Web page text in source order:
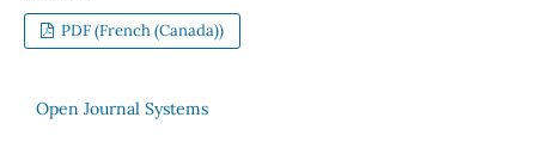
PDF (French (Canada))
Open Journal Systems